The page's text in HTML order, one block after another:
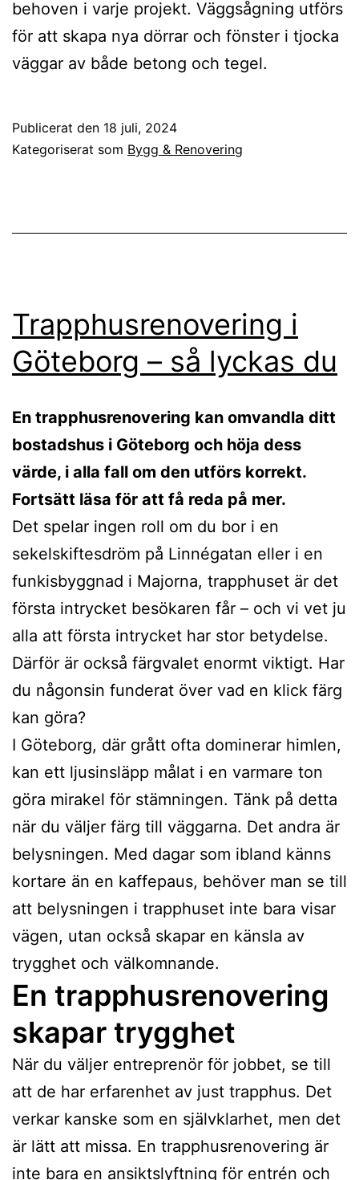
behoven i varje projekt. Väggsågning utförs
för att skapa nya dörrar och fönster i tjocka
väggar av både betong och tegel.
Publicerat den 18 juli, 2024
Kategoriserat som Bygg & Renovering
Trapphusrenovering i
Göteborg – så lyckas du
En trapphusrenovering kan omvandla ditt
bostadshus i Göteborg och höja dess
värde, i alla fall om den utförs korrekt.
Fortsätt läsa för att få reda på mer.
Det spelar ingen roll om du bor i en
sekelskiftesdröm på Linnégatan eller i en
funkisbyggnad i Majorna, trapphuset är det
första intrycket besökaren får – och vi vet ju
alla att första intrycket har stor betydelse.
Därför är också färgvalet enormt viktigt. Har
du någonsin funderat över vad en klick färg
kan göra?
I Göteborg, där grått ofta dominerar himlen,
kan ett ljusinsläpp målat i en varmare ton
göra mirakel för stämningen. Tänk på detta
när du väljer färg till väggarna. Det andra är
belysningen. Med dagar som ibland känns
kortare än en kaffepaus, behöver man se till
att belysningen i trapphuset inte bara visar
vägen, utan också skapar en känsla av
trygghet och välkomnande.
En trapphusrenovering
skapar trygghet
När du väljer entreprenör för jobbet, se till
att de har erfarenhet av just trapphus. Det
verkar kanske som en självklarhet, men det
är lätt att missa. En trapphusrenovering är
inte bara en ansiktslyftning för entrén och